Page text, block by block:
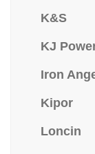
K&S
KJ
Iron
Kipor
Loncin